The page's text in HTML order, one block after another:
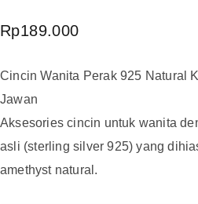
Rp189.000
Cincin Wanita Perak 925 Natural
Jawan
Aksesories cincin untuk wanita
asli (sterling silver 925) yang
amethyst natural.